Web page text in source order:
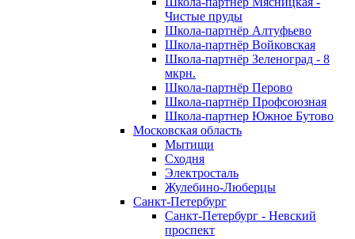
Чистые пруды
Школа-партнёр Алтуфьево
Школа-партнёр Войковская
Школа-партнёр Зеленоград - 8
мкрн.
Школа-партнёр Перово
Школа-партнёр Профсоюзная
Школа-партнер Южное Бутово
Московская область
Мытищи
Сходня
Электросталь
Жулебино-Люберцы
Санкт-Петербург
Санкт-Петербург - Невский
проспект